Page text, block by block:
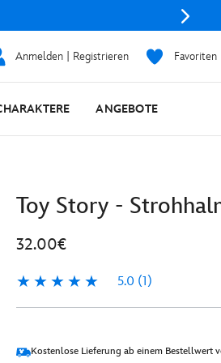
Anmelden | Registrieren Favoriten
ANGEBOTE
Toy Story -
32.00€
5.0 (1)
5.0
Kostenlose Lieferung ab einem Bestellwert